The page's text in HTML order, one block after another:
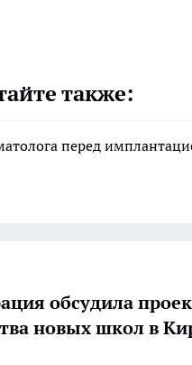
также:
перед
обсудила
новых школ в